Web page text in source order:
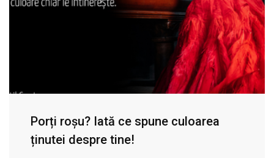
Porți roșu? Iată ce spune culoarea
ținutei despre tine!